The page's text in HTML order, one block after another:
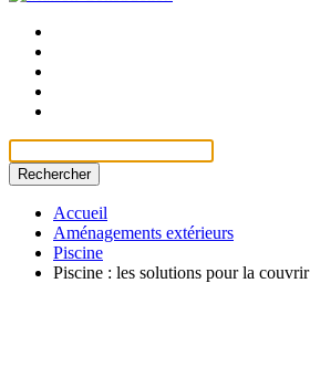
Rechercher
Accueil
Aménagements extérieurs
Piscine
Piscine : les solutions pour la couvrir